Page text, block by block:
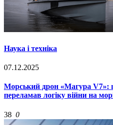
Наука і техніка
07.12.2025
Морський дрон «Магура V7»:
переламав логіку війни на
38 0